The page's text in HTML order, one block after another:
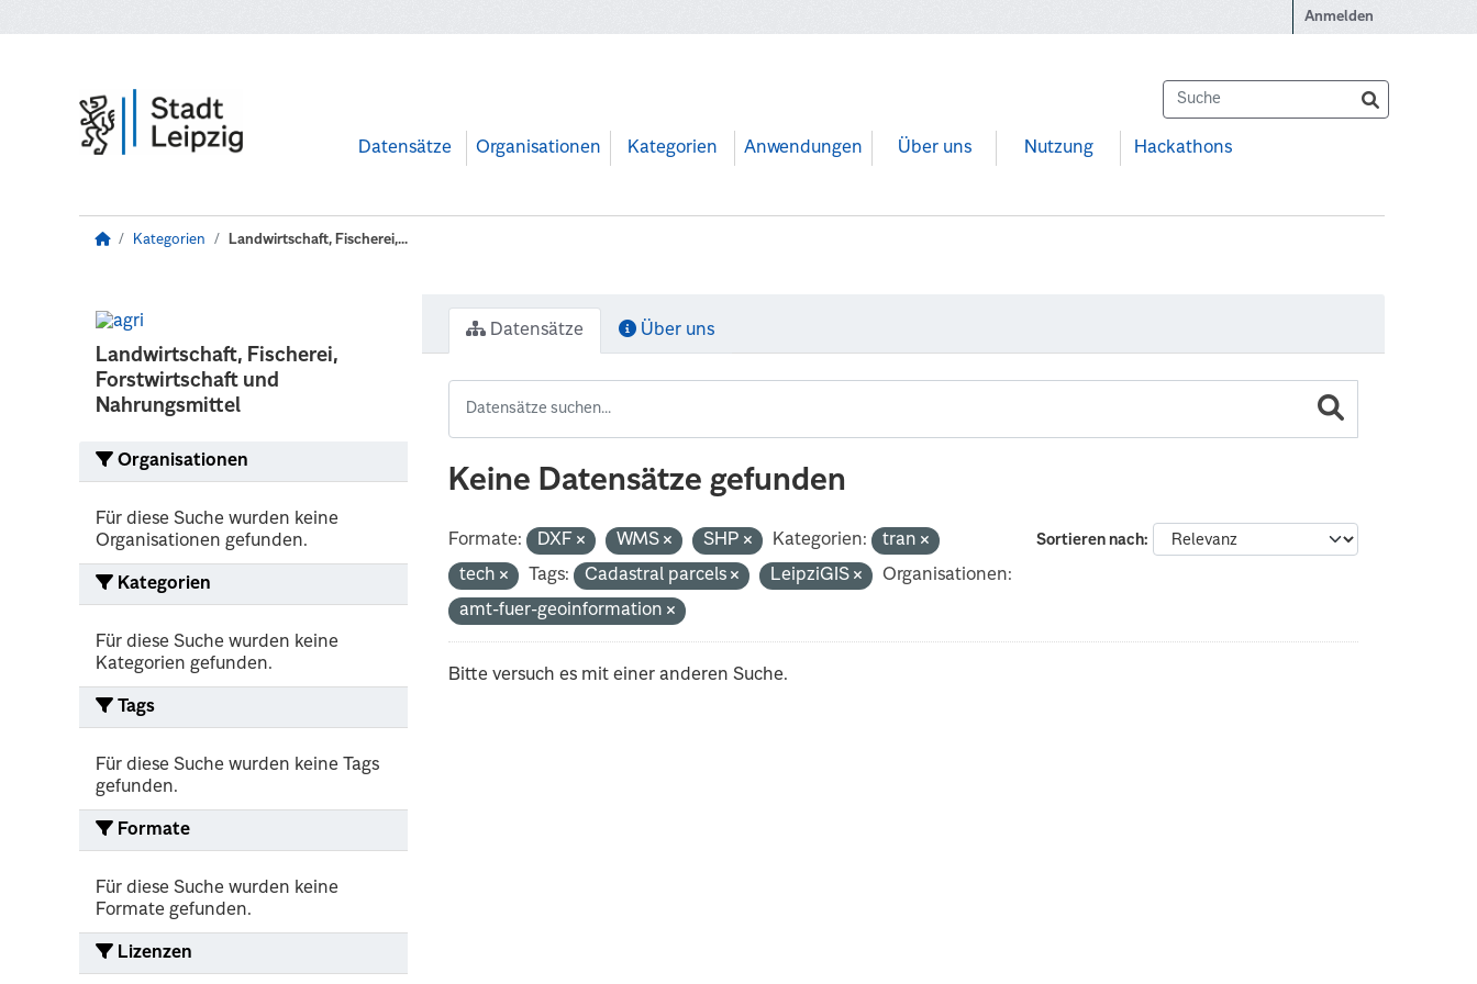
Anmelden
Datensätze Organisationen Kategorien Anwendungen Über uns Nutzung Hackathons
Kategorien Landwirtschaft, Fischerei,...
Landwirtschaft, Fischerei,
Forstwirtschaft und
Nahrungsmittel
Organisationen
Für diese Suche wurden keine
Organisationen gefunden.
Kategorien
Für diese Suche wurden keine
Kategorien gefunden.
Tags
Für diese Suche wurden keine Tags
gefunden.
Formate
Für diese Suche wurden keine
Formate gefunden.
Lizenzen
Datensätze Über uns
Keine Datensätze gefunden
Sortieren nach
Formate: DXF WMS SHP Kategorien:
tran
tech
Tags: Cadastral parcels LeipziGIS
Organisationen:
amt-fuer-geoinformation
Bitte versuch es mit einer anderen Suche.